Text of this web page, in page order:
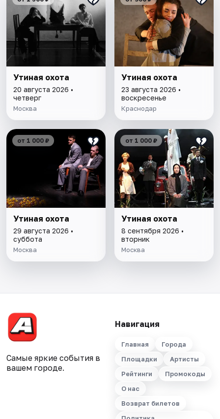
Утиная охота
20 августа 2026 •
четверг
Москва
Утиная охота
23 августа 2026 •
воскресенье
Краснодар
от 1 000 ₽
Утиная охота
29 августа 2026 •
суббота
Москва
от 1 000 ₽
Утиная охота
8 сентября 2026 •
вторник
Москва
Самые яркие события в
вашем городе.
Навигация
Главная
Города
Площадки
Артисты
Рейтинги
Промокоды
О нас
Возврат билетов